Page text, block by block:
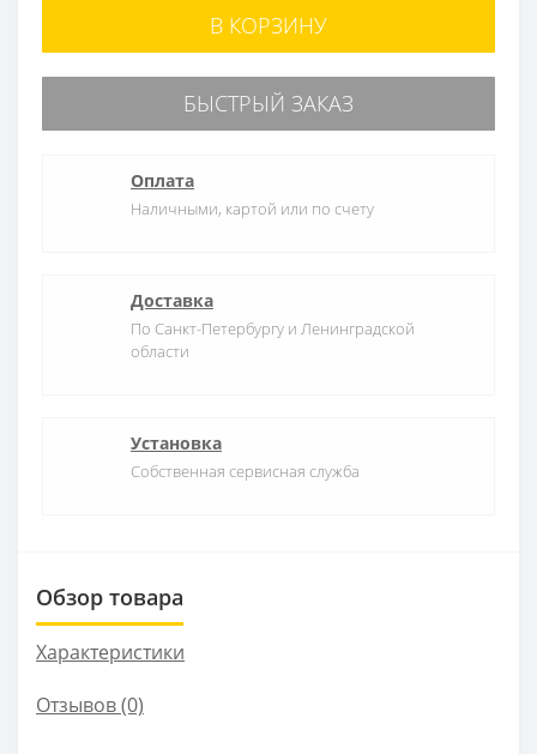
В КОРЗИНУ
БЫСТРЫЙ ЗАКАЗ
Оплата
Наличными, картой или по счету
Доставка
По Санкт-Петербургу и Ленинградской
области
Установка
Собственная сервисная служба
Обзор товара
Характеристики
Отзывов (0)